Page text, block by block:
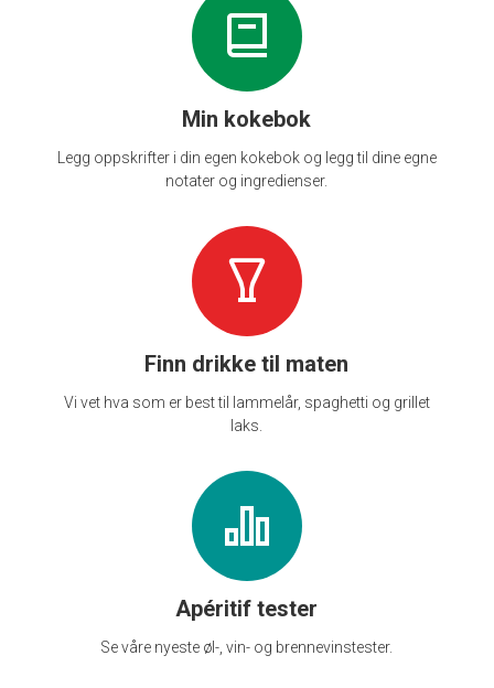
Min kokebok
Legg oppskrifter i din egen kokebok og legg til dine egne
notater og ingredienser.
Finn drikke til maten
Vi vet hva som er best til lammelår, spaghetti og grillet
laks.
Apéritif tester
Se våre nyeste øl-, vin- og brennevinstester.